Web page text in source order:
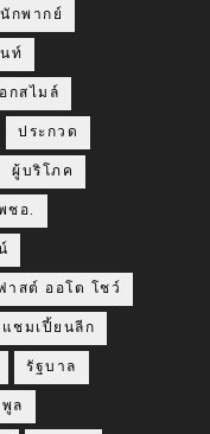
นักพากย์
ท์
กสไมล์
ประกวด
ผู้บริโภค
ชอ.
าสต์ ออโต โชว์
ชมเปี้ยนลีก
รัฐบาล
พูล